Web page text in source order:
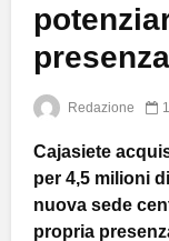
Redazione
Cajasiete
per 4,5 milioni
nuova sede
propria